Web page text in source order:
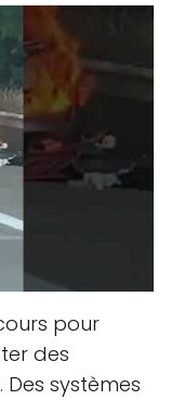
pour
des
systèmes